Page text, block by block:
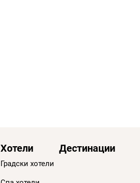
Хотели
Градски хотели
Дестинации